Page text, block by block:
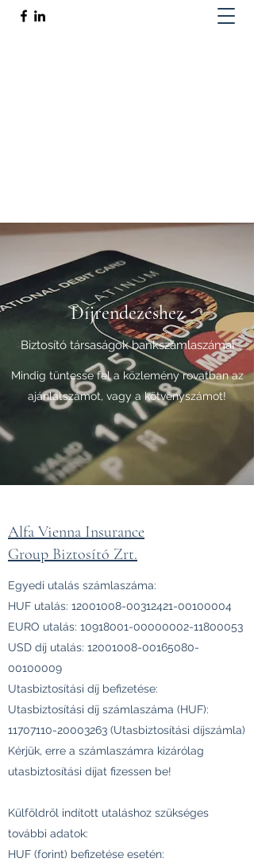
Díjrendezéshez
Biztosító társaságok bankszámlaszámai
Mindig tüntesse fel a közlemény rovatban az
ajánlatszámot, vagy a kötvényszámot!
Alfa Vienna Insurance
Group Biztosító Zrt.
Egyedi utalás számlaszáma:
HUF utalás: 12001008-00312421-00100004
EURO utalás: 10918001-00000002-11800053
USD díj utalás: 12001008-00165080-
00100009
Utasbiztosítási díj befizetése:
Utasbiztosítási díj számlaszáma (HUF):
11707110-20003263 (Utasbiztosítási díjszámla)
Kérjük, erre a számlaszámra kizárólag
utasbiztosítási díjat fizessen be!
Külföldről indított utaláshoz szükséges
további adatok:
HUF (forint) befizetése esetén: